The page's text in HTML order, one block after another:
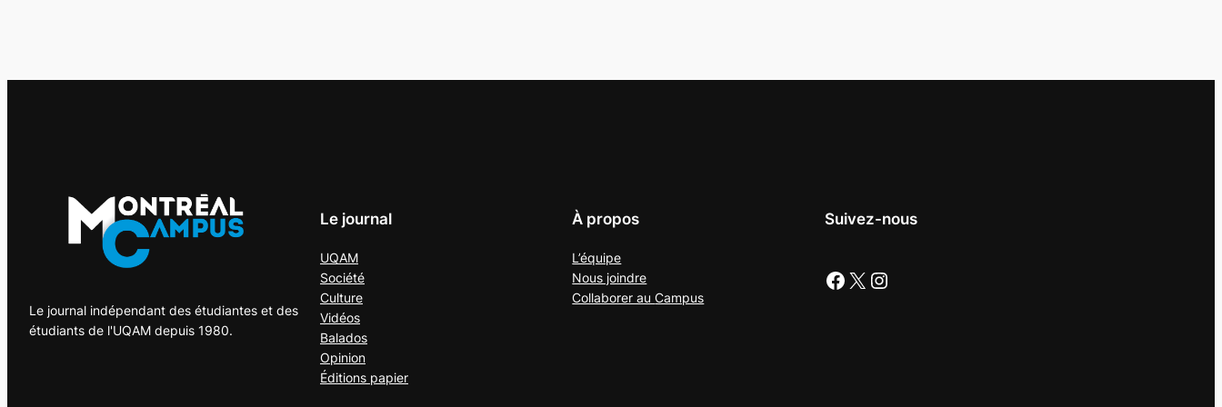
Le journal indépendant des étudiantes et des
étudiants de l'UQAM depuis 1980.
Le journal
UQAM
Société
Culture
Vidéos
Balados
Opinion
Éditions papier
À propos
L’équipe
Nous joindre
Collaborer auCampus
Suivez-nous
Facebook X Instagram